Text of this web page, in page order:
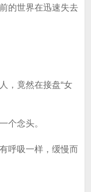
的世界在迅速失去
竟然在接盘“女
个念头。
呼吸一样，缓慢而